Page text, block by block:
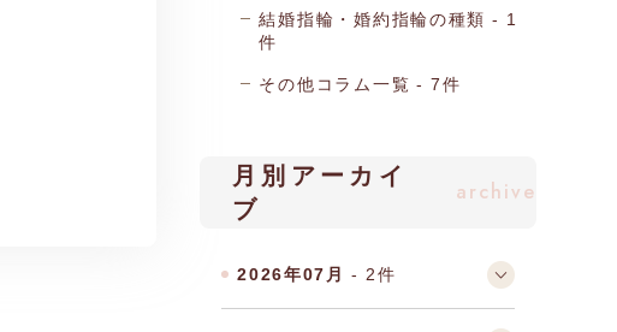
結婚指輪・婚約指輪の種類
1
件
その他コラム一覧 7件
月別アーカイ
ブ
archive
2026年07月 - 2件